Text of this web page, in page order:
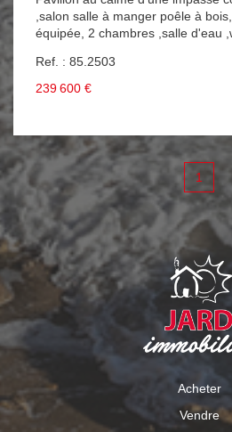
,salon salle à manger poêle à
équipée, 2 chambres ,salle d'eau
. PAVILLON EN PARFAIT ETAT A
Ref. : 85.2503
239 600 €
1
Acheter
Vendre